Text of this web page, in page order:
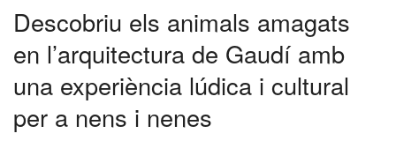
Descobriu els animals amagats
en l’arquitectura de Gaudí amb
una experiència lúdica i cultural
per a nens i nenes